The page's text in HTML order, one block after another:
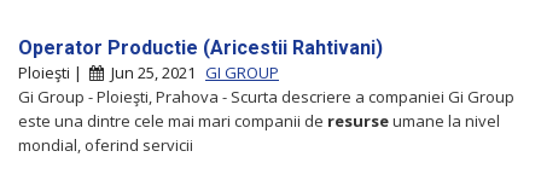
Operator Productie (Aricestii Rahtivani)
Ploieşti | Jun 25, 2021 GI GROUP
Gi Group - Ploieşti, Prahova - Scurta descriere a companiei Gi Group
este una dintre cele mai mari companii de resurseumane la nivel
mondial, oferind servicii